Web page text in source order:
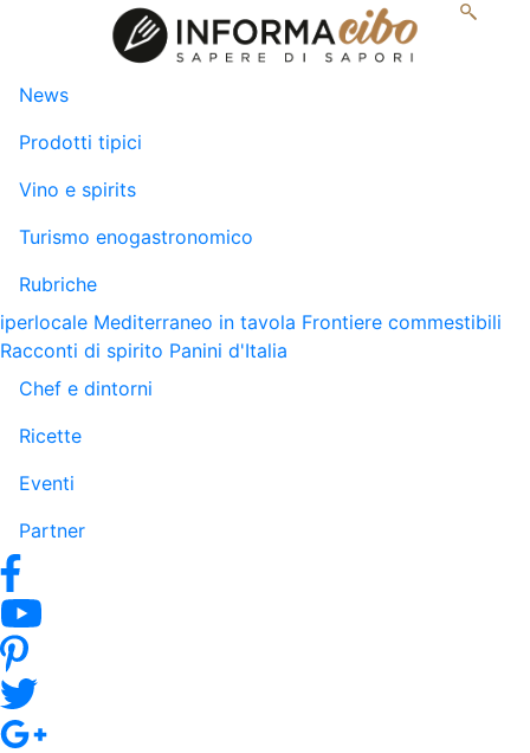
News
Prodotti tipici
Vino e spirits
Turismo enogastronomico
Rubriche
iperlocale Mediterraneo in tavola Frontiere commestibili
Racconti di spirito Panini d'Italia
Chef e dintorni
Ricette
Eventi
Partner